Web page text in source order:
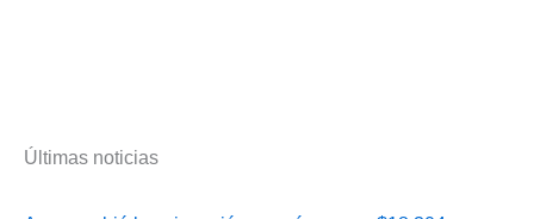
Últimas noticias